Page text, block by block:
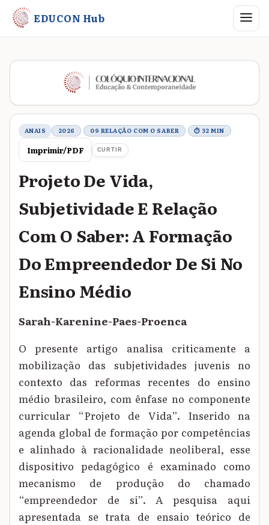
EDUCON Hub Abrir
Metadados do trabalho
ANAIS 2026 09 RELAÇÃO COM O SABER ⏱ 32 MIN
Imprimir/PDF CURTIR
Projeto De Vida,
Subjetividade E Relação
Com O Saber: A Formação
Do Empreendedor De Si No
Ensino Médio
Sarah-Karenine-Paes-Proenca
O presente artigo analisa criticamente a
mobilização das subjetividades juvenis no
contexto das reformas recentes do ensino
médio brasileiro, com ênfase no componente
curricular “Projeto de Vida”. Inserido na
agenda global de formação por competências
e alinhado à racionalidade neoliberal, esse
dispositivo pedagógico é examinado como
mecanismo de produção do chamado
“empreendedor de si”. A pesquisa aqui
apresentada se trata de ensaio teórico de